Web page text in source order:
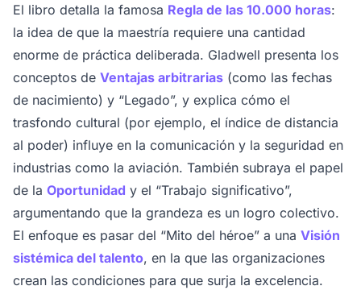
El libro detalla la famosa Regla de las 10.000 horas:
la idea de que la maestría requiere una cantidad
enorme de práctica deliberada. Gladwell presenta los
conceptos de Ventajas arbitrarias (como las fechas
de nacimiento) y “Legado”, y explica cómo el
trasfondo cultural (por ejemplo, el índice de distancia
al poder) influye en la comunicación y la seguridad en
industrias como la aviación. También subraya el papel
de la Oportunidad y el “Trabajo significativo”,
argumentando que la grandeza es un logro colectivo.
El enfoque es pasar del “Mito del héroe” a una Visión
sistémica del talento, en la que las organizaciones
crean las condiciones para que surja la excelencia.